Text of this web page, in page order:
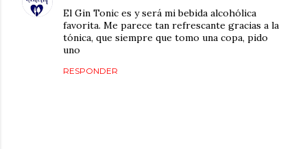
El Gin Tonic es y será mi bebida alcohólica
favorita. Me parece tan refrescante gracias a la
tónica, que siempre que tomo una copa, pido
uno
RESPONDER